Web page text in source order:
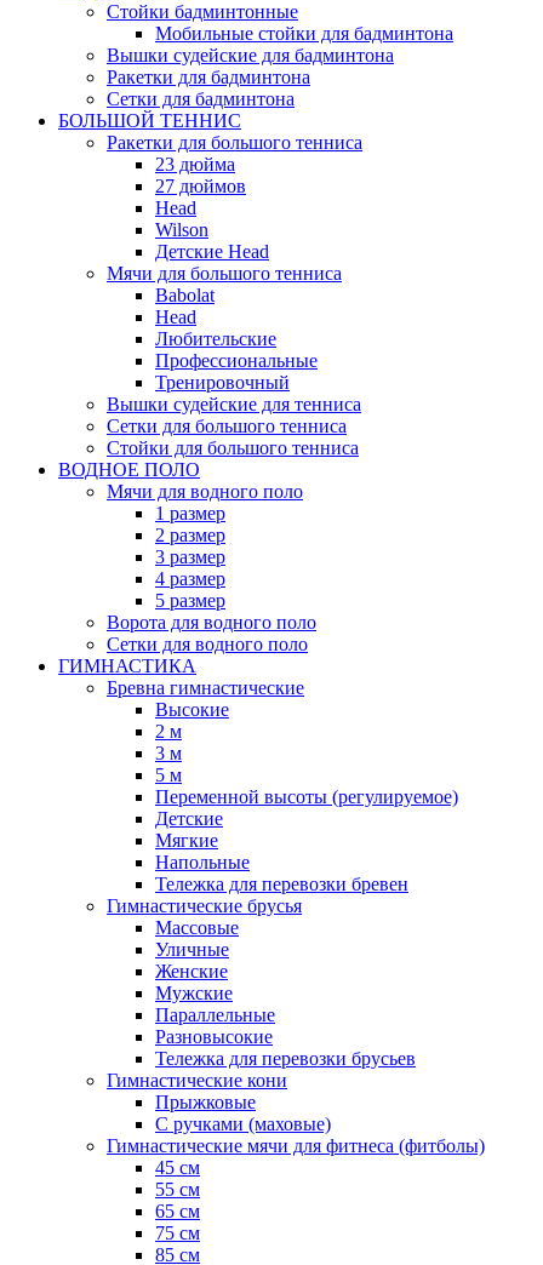
Стойки бадминтонные
Мобильные стойки для бадминтона
Вышки судейские для бадминтона
Ракетки для бадминтона
Сетки для бадминтона
БОЛЬШОЙ ТЕННИС
Ракетки для большого тенниса
23 дюйма
27 дюймов
Head
Wilson
Детские Head
Мячи для большого тенниса
Babolat
Head
Любительские
Профессиональные
Тренировочный
Вышки судейские для тенниса
Сетки для большого тенниса
Стойки для большого тенниса
ВОДНОЕ ПОЛО
Мячи для водного поло
1 размер
2 размер
3 размер
4 размер
5 размер
Ворота для водного поло
Сетки для водного поло
ГИМНАСТИКА
Бревна гимнастические
Высокие
2 м
3 м
5 м
Переменной высоты (регулируемое)
Детские
Мягкие
Напольные
Тележка для перевозки бревен
Гимнастические брусья
Массовые
Уличные
Женские
Мужские
Параллельные
Разновысокие
Тележка для перевозки брусьев
Гимнастические кони
Прыжковые
С ручками (маховые)
Гимнастические мячи для фитнеса (фитболы)
45 см
55 см
65 см
75 см
85 см